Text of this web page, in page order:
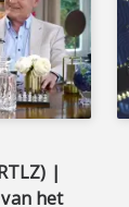
|
het